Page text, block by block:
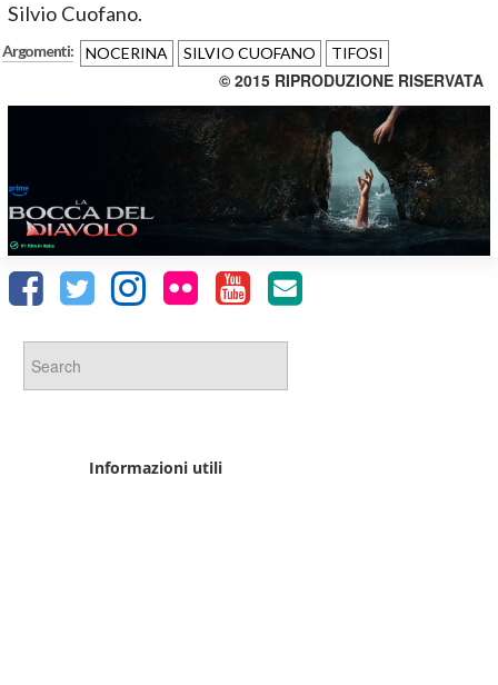
Silvio Cuofano.
Argomenti: NOCERINA SILVIO CUOFANO TIFOSI
© 2015 RIPRODUZIONE RISERVATA
Informazioni utili